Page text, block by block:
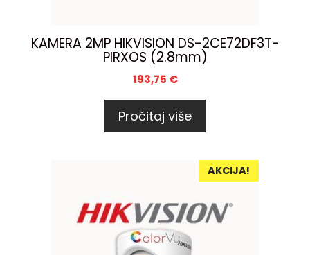
KAMERA 2MP HIKVISION DS-2CE72DF3T-
PIRXOS (2.8mm)
193,75 €
Pročitaj više
AKCIJA!